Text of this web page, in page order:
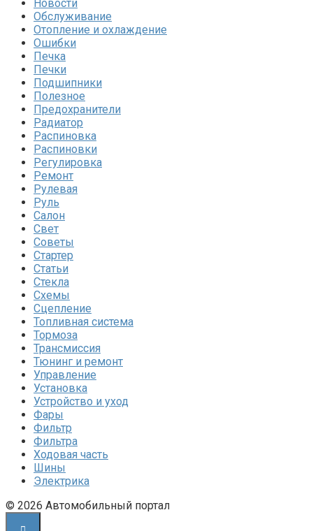
Новости
Обслуживание
Отопление и охлаждение
Ошибки
Печка
Печки
Подшипники
Полезное
Предохранители
Радиатор
Распиновка
Распиновки
Регулировка
Ремонт
Рулевая
Руль
Салон
Свет
Советы
Стартер
Статьи
Стекла
Схемы
Сцепление
Топливная система
Тормоза
Трансмиссия
Тюнинг и ремонт
Управление
Установка
Устройство и уход
Фары
Фильтр
Фильтра
Ходовая часть
Шины
Электрика
© 2026 Автомобильный портал